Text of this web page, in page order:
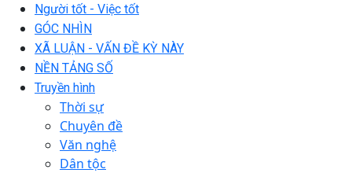
Người tốt - Việc tốt
GÓC NHÌN
XÃ LUẬN - VẤN ĐỀ KỲ NÀY
NỀN TẢNG SỐ
Truyền hình
Thời sự
Chuyên đề
Văn nghệ
Dân tộc